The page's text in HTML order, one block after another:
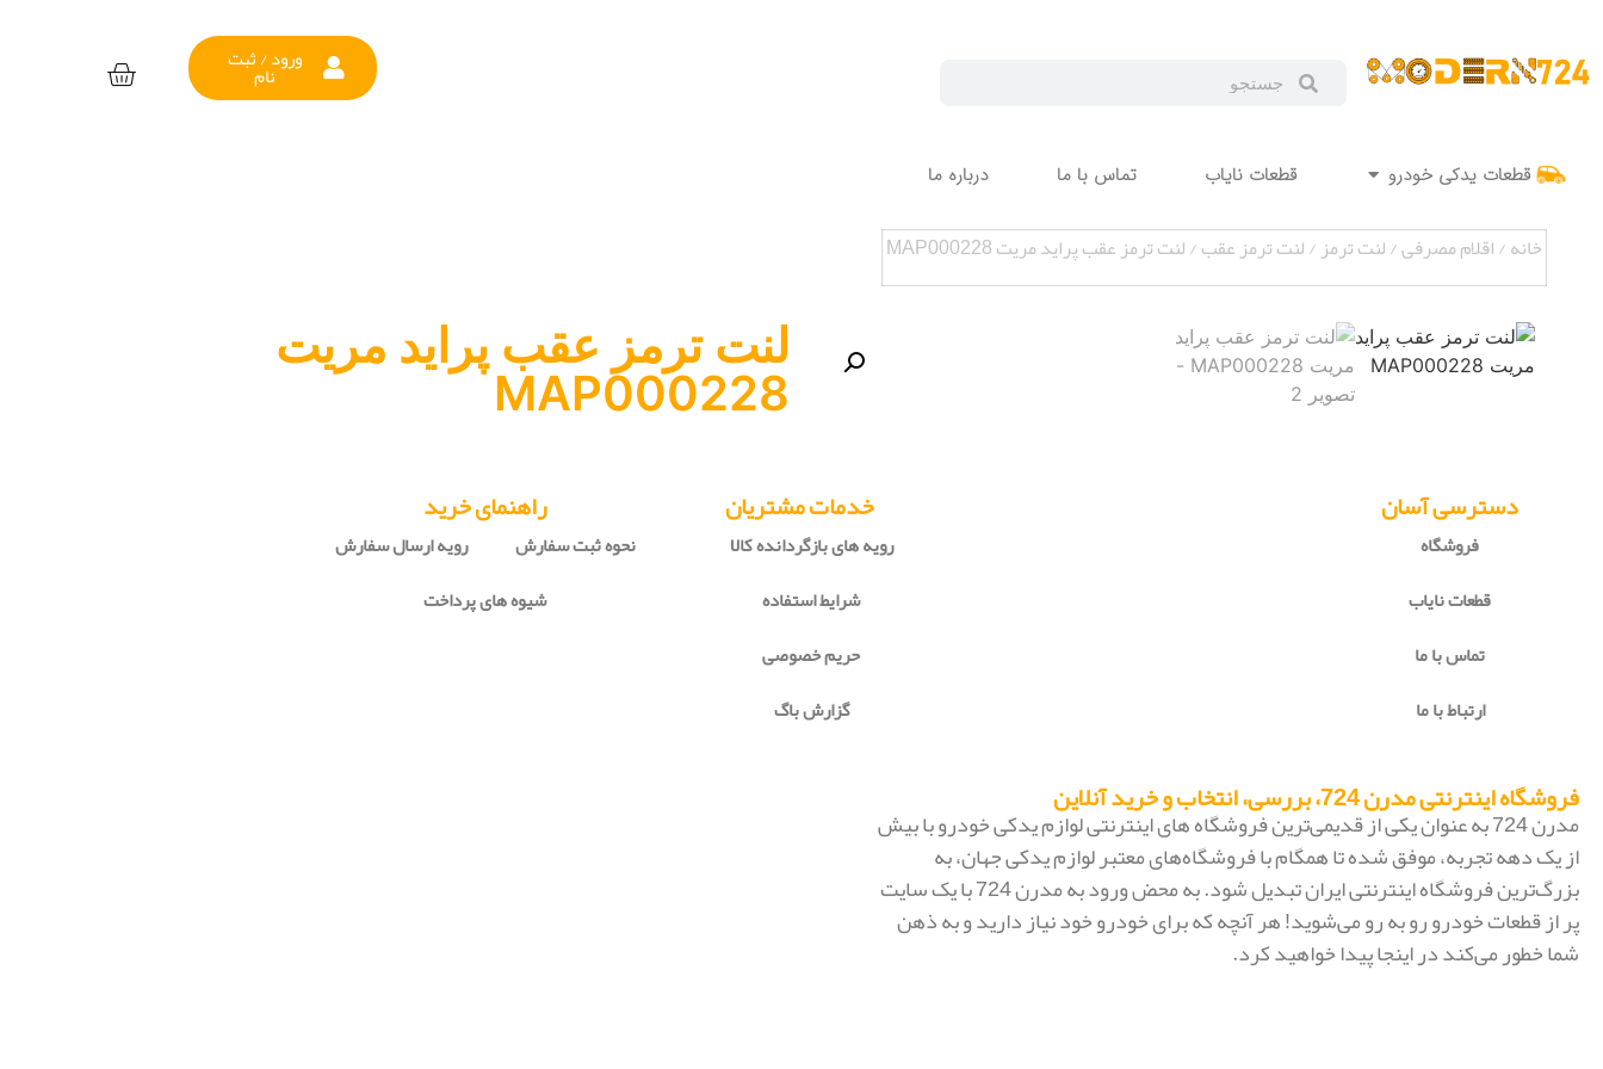
ورود / ثبت
نام
قطعات یدکی خودرو قطعات نایاب تماس با ما درباره ما
خانه/اقلام مصرفی/لنت ترمز/لنت ترمز عقب/ لنت ترمز عقب پراید مریت MAP000228
لنت ترمز عقب پراید مریت
MAP000228
دسترسی آسان
فروشگاه
قطعات نایاب
تماس با ما
ارتباط با ما
خدمات مشتریان
رویه های بازگردانده کالا
شرایط استفاده
حریم خصوصی
گزارش باگ
راهنمای خرید
نحوه ثبت سفارش
رویه ارسال سفارش
شیوه های پرداخت
فروشگاه اینترنتی مدرن 724، بررسی، انتخاب و خرید آنلاین
مدرن 724 به عنوان یکی از قدیمی‌ترین فروشگاه های اینترنتی لوازم یدکی خودرو با بیش
از یک دهه تجربه، موفق شده تا همگام با فروشگاه‌های معتبر لوازم یدکی جهان، به
بزرگ‌ترین فروشگاه اینترنتی ایران تبدیل شود. به محض ورود به مدرن 724 با یک سایت
پر از قطعات خودرو رو به رو می‌شوید! هر آنچه که برای خودرو خود نیاز دارید و به ذهن
شما خطور می‌کند در اینجا پیدا خواهید کرد.